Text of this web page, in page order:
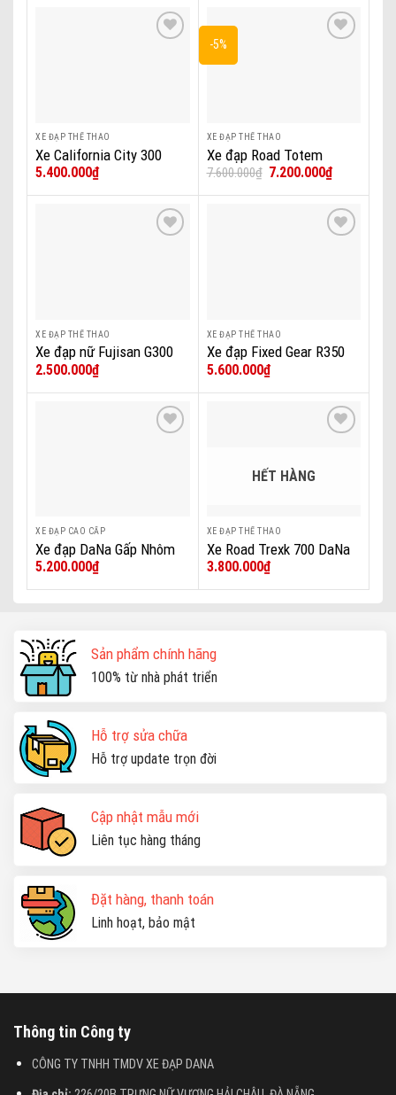
XE ĐẠP THỂ THAO
Xe California City 300
DaNa
5.400.000₫
-5%
XE ĐẠP THỂ THAO
Xe đạp Road Totem
Aurora 700 DaNa
7.600.000₫ Giá
là:
7.200.000₫Giá
hiện
tại
là:
7.200.000₫.
XE ĐẠP THỂ THAO
Xe đạp nữ Fujisan G300
DaNa
2.500.000₫
XE ĐẠP THỂ THAO
Xe đạp Fixed Gear R350
5.600.000₫
XE ĐẠP CAO CẤP
Xe đạp DaNa Gấp Nhôm
California Time 6
5.200.000₫
Add to wishlist
HẾT HÀNG
XE ĐẠP THỂ THAO
Xe Road Trexk 700 DaNa
3.800.000₫
Sản phẩm chính hãng
100% từ nhà phát triển
Hỗ trợ sửa chữa
Hỗ trợ update trọn đời
Cập nhật mẫu mới
Liên tục hàng tháng
Đặt hàng, thanh toán
Linh hoạt, bảo mật
Thông tin Công ty
CÔNG TY TNHH TMDV XE ĐẠP DANA